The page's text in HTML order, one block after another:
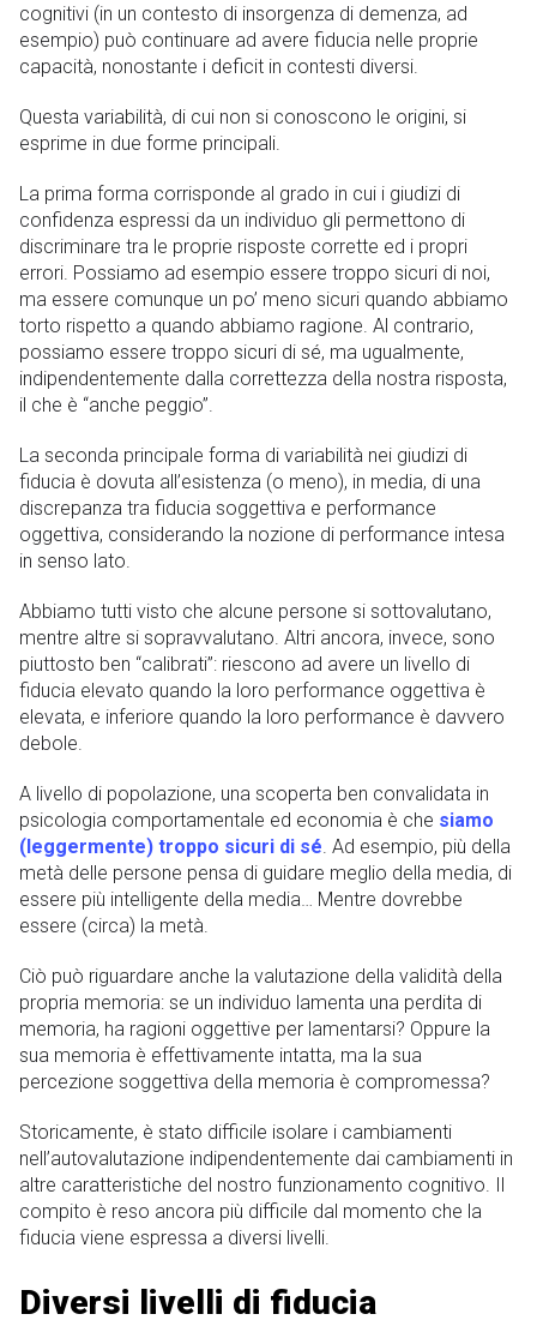
cognitivi (in un contesto di insorgenza di demenza, ad
esempio) può continuare ad avere fiducia nelle proprie
capacità, nonostante i deficit in contesti diversi.
Questa variabilità, di cui non si conoscono le origini, si
esprime in due forme principali.
La prima forma corrisponde al grado in cui i giudizi di
confidenza espressi da un individuo gli permettono di
discriminare tra le proprie risposte corrette ed i propri
errori. Possiamo ad esempio essere troppo sicuri di noi,
ma essere comunque un po’ meno sicuri quando abbiamo
torto rispetto a quando abbiamo ragione. Al contrario,
possiamo essere troppo sicuri di sé, ma ugualmente,
indipendentemente dalla correttezza della nostra risposta,
il che è “anche peggio”.
La seconda principale forma di variabilità nei giudizi di
fiducia è dovuta all’esistenza (o meno), in media, di una
discrepanza tra fiducia soggettiva e performance
oggettiva, considerando la nozione di performance intesa
in senso lato.
Abbiamo tutti visto che alcune persone si sottovalutano,
mentre altre si sopravvalutano. Altri ancora, invece, sono
piuttosto ben “calibrati”: riescono ad avere un livello di
fiducia elevato quando la loro performance oggettiva è
elevata, e inferiore quando la loro performance è davvero
debole.
A livello di popolazione, una scoperta ben convalidata in
psicologia comportamentale ed economia è che siamo
(leggermente) troppo sicuri di sé . Ad esempio, più della
metà delle persone pensa di guidare meglio della media, di
essere più intelligente della media… Mentre dovrebbe
essere (circa) la metà.
Ciò può riguardare anche la valutazione della validità della
propria memoria: se un individuo lamenta una perdita di
memoria, ha ragioni oggettive per lamentarsi? Oppure la
sua memoria è effettivamente intatta, ma la sua
percezione soggettiva della memoria è compromessa?
Storicamente, è stato difficile isolare i cambiamenti
nell’autovalutazione indipendentemente dai cambiamenti in
altre caratteristiche del nostro funzionamento cognitivo. Il
compito è reso ancora più difficile dal momento che la
fiducia viene espressa a diversi livelli.
Diversi livelli di fiducia